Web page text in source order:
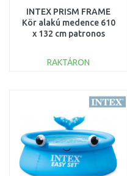
INTEX PRISM FRAME
Kör alakú medence 610
x 132 cm patronos
RAKTÁRON
Összehasonlítás